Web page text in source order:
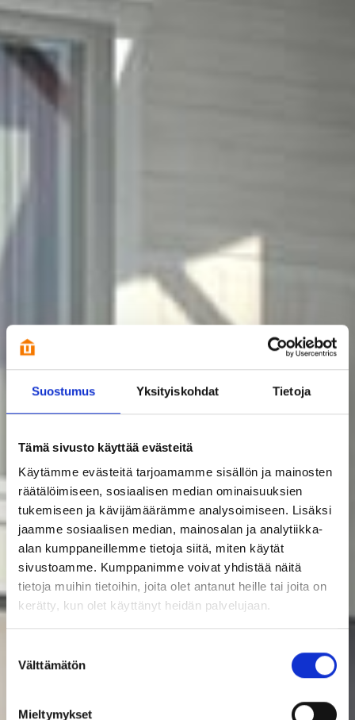
Suostumus Yksityiskohdat Tietoja
Tämä sivusto käyttää evästeitä
Käytämme evästeitä tarjoamamme sisällön ja mainosten
räätälöimiseen, sosiaalisen median ominaisuuksien
tukemiseen ja kävijämäärämme analysoimiseen. Lisäksi
jaamme sosiaalisen median, mainosalan ja analytiikka-
alan kumppaneillemme tietoja siitä, miten käytät
sivustoamme. Kumppanimme voivat yhdistää näitä
tietoja muihin tietoihin, joita olet antanut heille tai joita on
kerätty, kun olet käyttänyt heidän palvelujaan.
valinta
Välttämätön
Mieltymykset